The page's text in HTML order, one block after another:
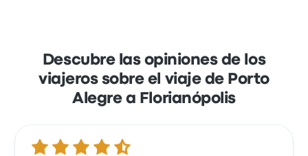
Descubre las opiniones de los
viajeros sobre el viaje de Porto
Alegre a Florianópolis
4.4 de 5 estrellas